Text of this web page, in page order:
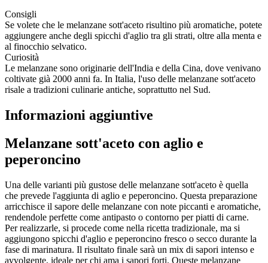
Consigli
Se volete che le melanzane sott'aceto risultino più aromatiche, potete
aggiungere anche degli spicchi d'aglio tra gli strati, oltre alla menta e
al finocchio selvatico.
Curiosità
Le melanzane sono originarie dell'India e della Cina, dove venivano
coltivate già 2000 anni fa. In Italia, l'uso delle melanzane sott'aceto
risale a tradizioni culinarie antiche, soprattutto nel Sud.
Informazioni aggiuntive
Melanzane sott'aceto con aglio e
peperoncino
Una delle varianti più gustose delle melanzane sott'aceto è quella
che prevede l'aggiunta di aglio e peperoncino. Questa preparazione
arricchisce il sapore delle melanzane con note piccanti e aromatiche,
rendendole perfette come antipasto o contorno per piatti di carne.
Per realizzarle, si procede come nella ricetta tradizionale, ma si
aggiungono spicchi d'aglio e peperoncino fresco o secco durante la
fase di marinatura. Il risultato finale sarà un mix di sapori intenso e
avvolgente, ideale per chi ama i sapori forti. Queste melanzane